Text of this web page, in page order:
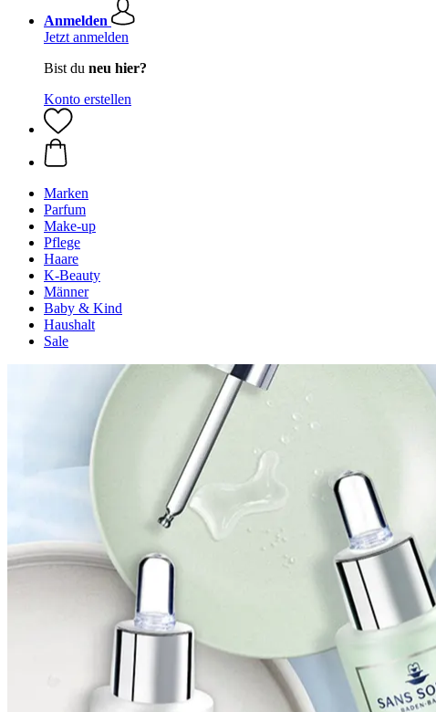
Anmelden
Jetzt anmelden
Bist du neu hier?
Konto erstellen
Marken
Parfum
Make-up
Pflege
Haare
K-Beauty
Männer
Baby & Kind
Haushalt
Sale